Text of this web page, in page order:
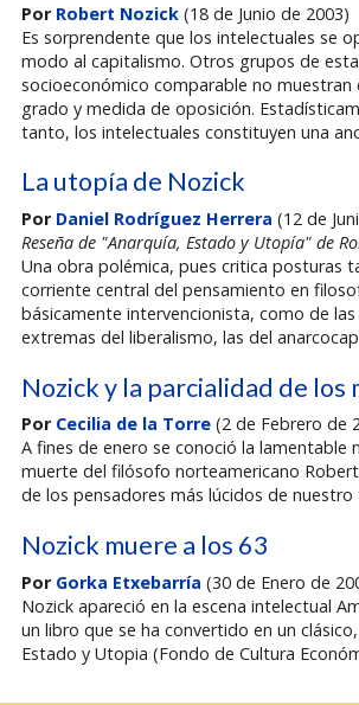
Por Robert Nozick(18 de Junio de 2003)
Es sorprendente que los intelectuales se
modo al capitalismo. Otros grupos de
socioeconómico comparable no muestran
grado y medida de oposición.
tanto, los intelectuales constituyen una
La utopía de Nozick
Por Daniel Rodríguez Herrera (12 de
Reseña de "Anarquía, Estado y Utopía" de
Una obra polémica, pues critica posturas
corriente central del pensamiento en
básicamente intervencionista, como de
extremas del liberalismo, las del
Nozick y la parcialidad de los
Por Cecilia de la Torre(2 de Febrero de
A fines de enero se conoció la lamentable
muerte del filósofo norteamericano
de los pensadores más lúcidos de nuestro
Nozick muere a los 63
Por Gorka Etxebarría (30 de Enero de
Nozick apareció en la escena intelectual
un libro que se ha convertido en un
Estado y Utopia (Fondo de Cultura